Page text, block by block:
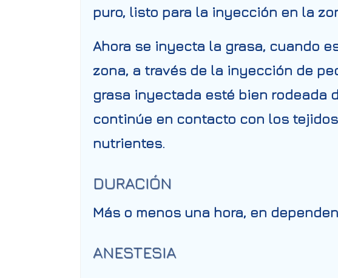
puro, listo para la inyección en la
Ahora se inyecta la grasa, cuando
zona, a través de la inyección de
grasa inyectada esté bien rodeada
continúe en contacto con los
nutrientes.
DURACIÓN
Más o menos una hora, en
ANESTESIA